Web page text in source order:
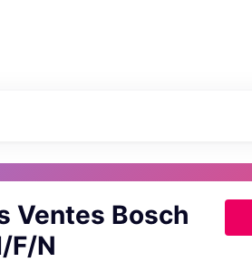
Ventes Bosch
F/N